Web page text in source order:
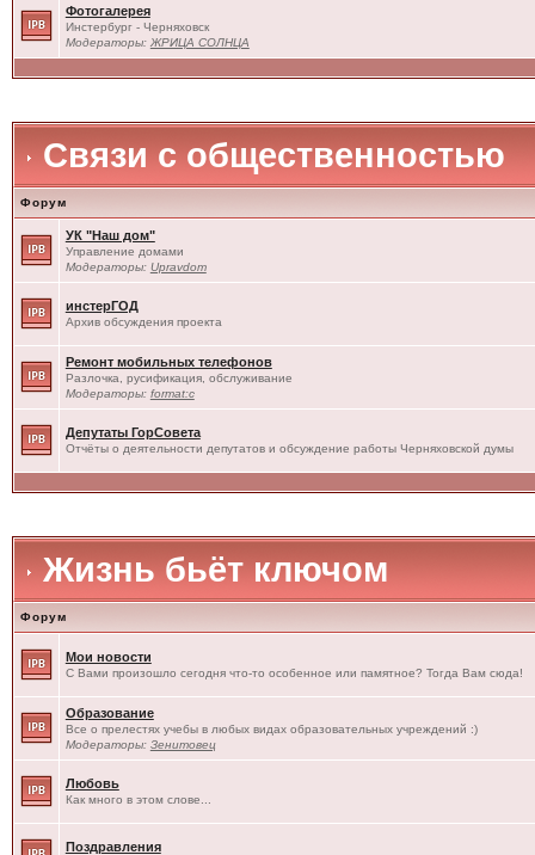
Фотогалерея
Инстербург - Черняховск
Модераторы: ЖРИЦА СОЛНЦА
Связи с общественностью
Форум
УК "Наш дом"
Управление домами
Модераторы: Upravdom
инстерГОД
Архив обсуждения проекта
Ремонт мобильных телефонов
Разлочка, русификация, обслуживание
Модераторы: format:c
Депутаты ГорСовета
Отчёты о деятельности депутатов и обсуждение работы Черняховской думы
Жизнь бьёт ключом
Форум
Мои новости
С Вами произошло сегодня что-то особенное или памятное? Тогда Вам сюда!
Образование
Все о прелестях учебы в любых видах образовательных учреждений :)
Модераторы: Зенитовец
Любовь
Как много в этом слове...
Поздравления